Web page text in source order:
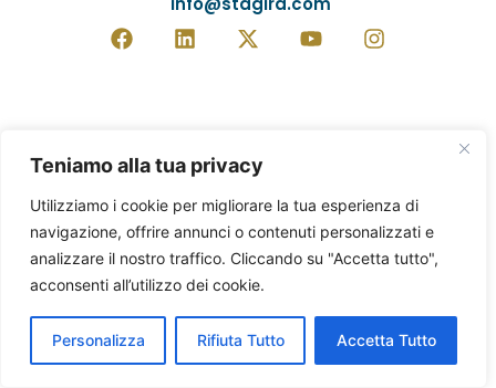
Teniamo alla tua privacy
Utilizziamo i cookie per migliorare la tua esperienza di
navigazione, offrire annunci o contenuti personalizzati e
analizzare il nostro traffico. Cliccando su "Accetta tutto",
acconsenti all’utilizzo dei cookie.
Personalizza Rifiuta Tutto Accetta Tutto